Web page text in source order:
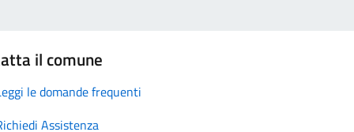
il comune
le domande frequenti
Assistenza